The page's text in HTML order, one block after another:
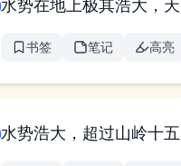
水势在地上极其浩大，
书签 笔记 高亮
水势浩大，超过山岭十